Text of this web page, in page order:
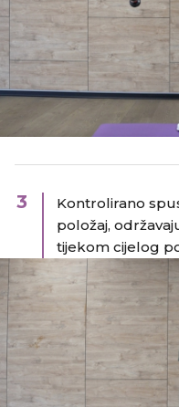
3
Kontrolirano
položaj,
tijekom cijelog